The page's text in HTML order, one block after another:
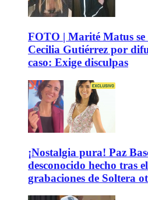
FOTO | Marité Matus se
Cecilia Gutiérrez por
caso: Exige disculpas
¡Nostalgia pura! Paz
desconocido hecho tras
grabaciones de Soltera